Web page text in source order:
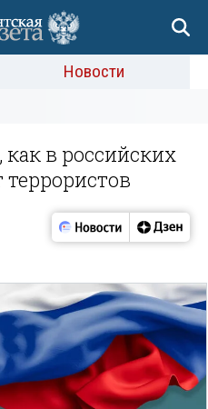
Новости
как в российских